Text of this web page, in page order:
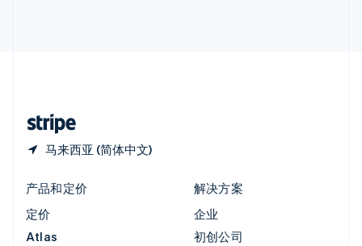
马来西亚 (简体中文)
产品和定价
定价
Atlas
解决方案
企业
初创公司